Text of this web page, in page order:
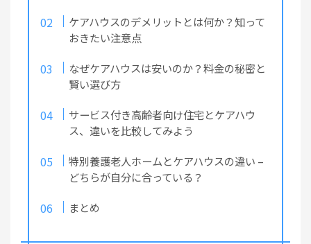
ケアハウスのデメリットとは何か？知って
おきたい注意点
なぜケアハウスは安いのか？料金の秘密と
賢い選び方
サービス付き高齢者向け住宅とケアハウ
ス、違いを比較してみよう
特別養護老人ホームとケアハウスの違い –
どちらが自分に合っている？
まとめ